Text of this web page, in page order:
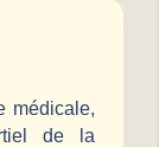
médicale,
de la